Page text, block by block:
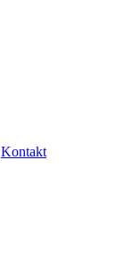
Kontakt